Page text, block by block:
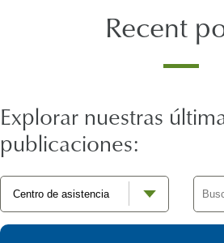
Recent
Explorar nuestras
publicaciones: